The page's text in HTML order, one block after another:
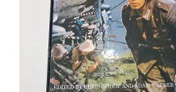
Ersättning om du inte får